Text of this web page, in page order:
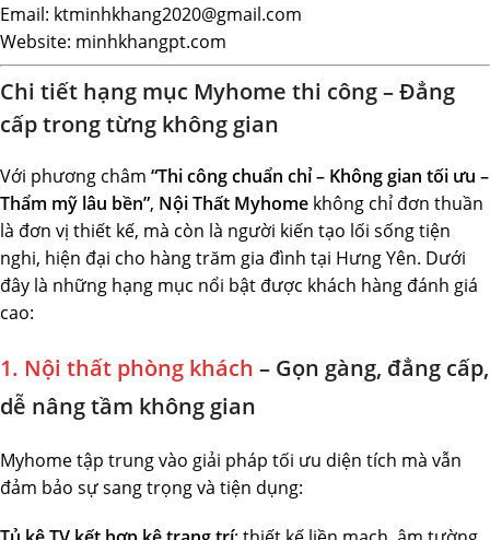
Email: ktminhkhang2020@gmail.com
Website: minhkhangpt.com
Chi tiết hạng mục Myhome thi công – Đẳng
cấp trong từng không gian
Với phương châm “Thi công chuẩn chỉ – Không gian tối ưu –
Thẩm mỹ lâu bền”, Nội Thất Myhome không chỉ đơn thuần
là đơn vị thiết kế, mà còn là người kiến tạo lối sống tiện
nghi, hiện đại cho hàng trăm gia đình tại Hưng Yên. Dưới
đây là những hạng mục nổi bật được khách hàng đánh giá
cao:
1. Nội thất phòng khách – Gọn gàng, đẳng cấp,
dễ nâng tầm không gian
Myhome tập trung vào giải pháp tối ưu diện tích mà vẫn
đảm bảo sự sang trọng và tiện dụng: